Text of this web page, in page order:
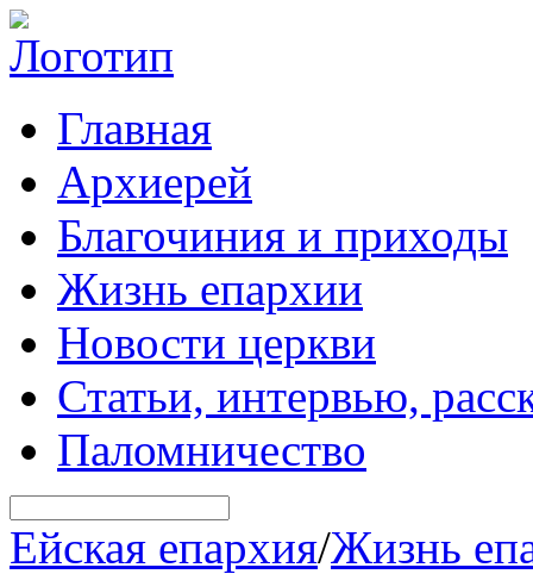
Главная
Архиерей
Благочиния и приходы
Жизнь епархии
Новости церкви
Статьи, интервью,
Паломничество
Ейская епархия/Жизнь